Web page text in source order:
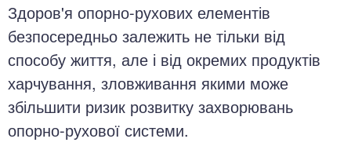
Здоров'я опорно-рухових елементів
безпосередньо залежить не тільки від
способу життя, але і від окремих продуктів
харчування, зловживання якими може
збільшити ризик розвитку захворювань
опорно-рухової системи.